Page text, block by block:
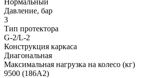
Давление, бар
3
Тип протектора
G-2/L-2
Конструкция каркаса
Диагональная
Максимальная нагрузка на колесо (кг)
9500 (186A2)